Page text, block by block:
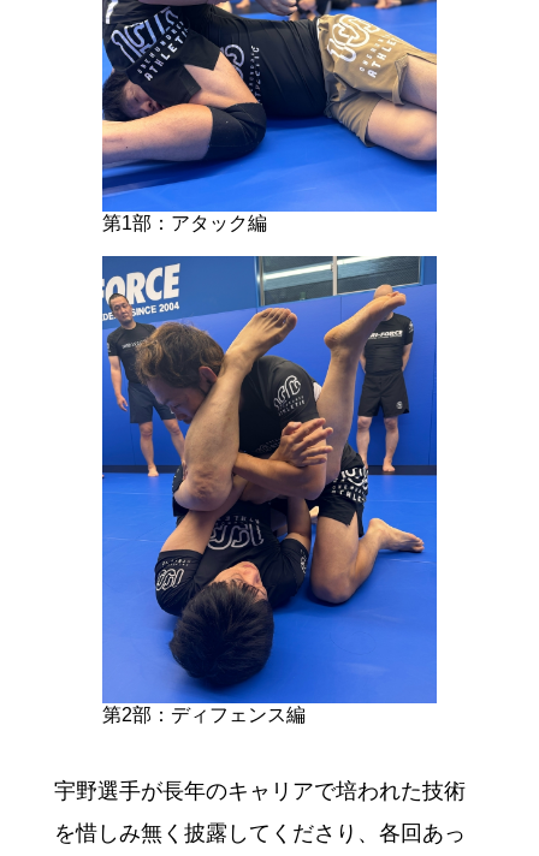
第1部：アタック編
第2部：ディフェンス編
宇野選手が長年のキャリアで培われた技術
を惜しみ無く披露してくださり、各回あっ